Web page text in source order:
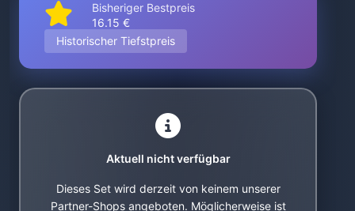
Bisheriger Bestpreis
16.15 €
Historischer Tiefstpreis
Aktuell nicht verfügbar
Dieses Set wird derzeit von keinem unserer
Partner-Shops angeboten. Möglicherweise ist